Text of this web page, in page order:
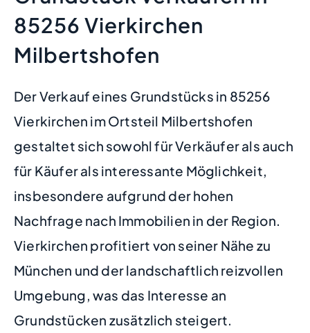
85256 Vierkirchen
Milbertshofen
Der Verkauf eines Grundstücks in 85256
Vierkirchen im Ortsteil Milbertshofen
gestaltet sich sowohl für Verkäufer als auch
für Käufer als interessante Möglichkeit,
insbesondere aufgrund der hohen
Nachfrage nach Immobilien in der Region.
Vierkirchen profitiert von seiner Nähe zu
München und der landschaftlich reizvollen
Umgebung, was das Interesse an
Grundstücken zusätzlich steigert.